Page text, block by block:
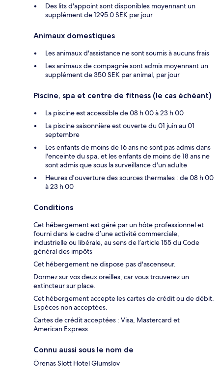
Des lits d'appoint sont disponibles moyennant un
supplément de 1295.0 SEK par jour
Animaux domestiques
Les animaux d'assistance ne sont soumis à aucuns frais
Les animaux de compagnie sont admis moyennant un
supplément de 350 SEK par animal, par jour
Piscine, spa et centre de fitness (le cas échéant)
La piscine est accessible de 08 h 00 à 23 h 00
La piscine saisonnière est ouverte du 01 juin au 01
septembre
Les enfants de moins de 16 ans ne sont pas admis dans
l'enceinte du spa, et les enfants de moins de 18 ans ne
sont admis que sous la surveillance d'un adulte
Heures d'ouverture des sources thermales : de 08 h 00
à 23 h 00
Conditions
Cet hébergement est géré par un hôte professionnel et
fourni dans le cadre d’une activité commerciale,
industrielle ou libérale, au sens de l’article 155 du Code
général des impôts
Cet hébergement ne dispose pas d'ascenseur.
Dormez sur vos deux oreilles, car vous trouverez un
extincteur sur place.
Cet hébergement accepte les cartes de crédit ou de débit.
Espèces non acceptées.
Cartes de crédit acceptées : Visa, Mastercard et
American Express.
Connu aussi sous le nom de
Örenäs Slott Hotel Glumslov